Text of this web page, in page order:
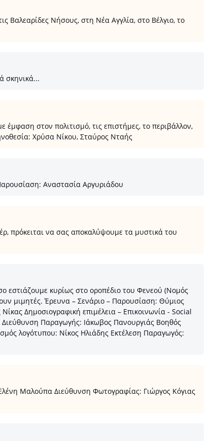
Βαλεαρίδες Νήσους, στη Νέα Αγγλία, στο Βέλγιο, το
σκηνικά...
στον πολιτισμό, τις επιστήμες, το περιβάλλον,
Χρύσα Νίκου, Σταύρος Νταής
Αναστασία Αργυριάδου
πρόκειται να σας αποκαλύψουμε τα μυστικά του
εστιάζουμε κυρίως στο οροπέδιο του Φενεού (Νομός
μιμητές. Έρευνα – Σενάριο – Παρουσίαση: Θύμιος
Δημοσιογραφική επιμέλεια – Επικοινωνία - Social
Παραγωγής: Ιάκωβος Πανουργιάς Βοηθός
λογότυπου: Νίκος Ηλιάδης Εκτέλεση Παραγωγός:
Μαλούπα Διεύθυνση Φωτογραφίας: Γιώργος Κόγιας